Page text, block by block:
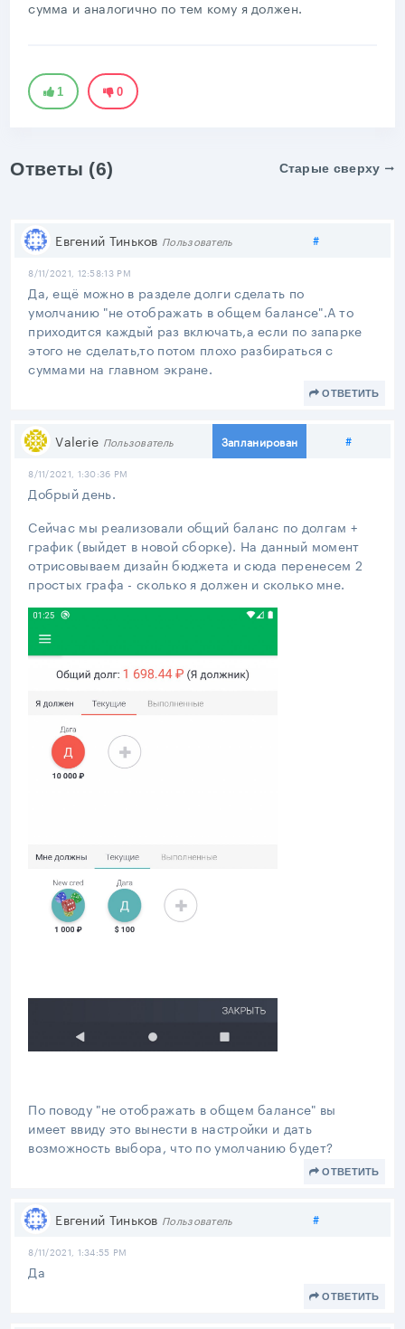
сумма и аналогично по тем кому я должен.
1 0
Ответы (6) Старые сверху
Евгений Тиньков Пользователь #Поделиться
8/11/2021, 12:58:13 PM
Да, ещё можно в разделе долги сделать по
умолчанию "не отображать в общем балансе".А то
приходится каждый раз включать,а если по запарке
этого не сделать,то потом плохо разбираться с
суммами на главном экране.
ОТВЕТИТЬ
Valerie Пользователь Запланирован #
8/11/2021, 1:30:36 PM
Добрый день.
Сейчас мы реализовали общий баланс по долгам +
график (выйдет в новой сборке). На данный момент
отрисовываем дизайн бюджета и сюда перенесем 2
простых графа - сколько я должен и сколько мне.
По поводу "не отображать в общем балансе" вы
имеет ввиду это вынести в настройки и дать
возможность выбора, что по умолчанию будет?
ОТВЕТИТЬ
Евгений Тиньков Пользователь #Поделиться
8/11/2021, 1:34:55 PM
Да
ОТВЕТИТЬ